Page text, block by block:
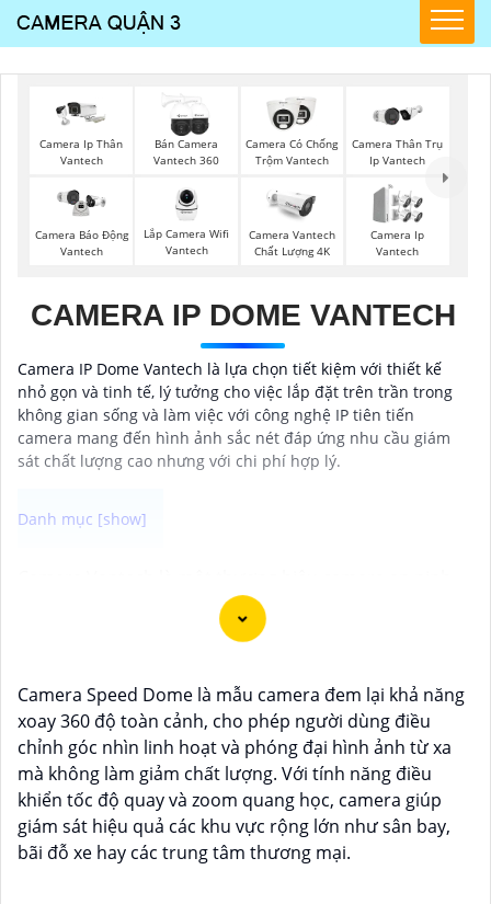
Camera Ip Thân
Vantech
Bán Camera
Vantech 360
Camera Có Chống
Trộm Vantech
Camera Thân Trụ
Ip Vantech
Camera Báo Động
Vantech
Lắp Camera Wifi
Vantech
Camera Vantech
Chất Lượng 4K
Camera Ip
Vantech
CAMERA IP DOME VANTECH
Camera IP Dome Vantech là lựa chọn tiết kiệm với thiết kế
nhỏ gọn và tinh tế, lý tưởng cho việc lắp đặt trên trần trong
không gian sống và làm việc với công nghệ IP tiên tiến
camera mang đến hình ảnh sắc nét đáp ứng nhu cầu giám
sát chất lượng cao nhưng với chi phí hợp lý.
hàng đầu tại Việt Nam, chúng được thiết kế với công
nghệ hiện đại và chất lượng cao để khẳng định an ninh
hoặc doanh nghiệp của bạn.
Vantech Việt Nam cung cấp các dòng sản phẩm
camera giám sát chất lượng cao như camera IP,
camera HD-TVI, camera AHD, camera wifi, camera
thông minh, và nhiều hơn nữa. Các sản phẩm của
Vantech được sản xuất theo tiêu chuẩn chất lượng
cao, đáng tin cậy và dễ sử dụng.
Điểm mạnh của Camera Vantech là chất lượng dịch vụ
Camera Speed Dome là mẫu camera đem lại khả năng
xoay 360 độ toàn cảnh, cho phép người dùng điều
chỉnh góc nhìn linh hoạt và phóng đại hình ảnh từ xa
mà không làm giảm chất lượng. Với tính năng điều
khiển tốc độ quay và zoom quang học, camera giúp
giám sát hiệu quả các khu vực rộng lớn như sân bay,
bãi đỗ xe hay các trung tâm thương mại.